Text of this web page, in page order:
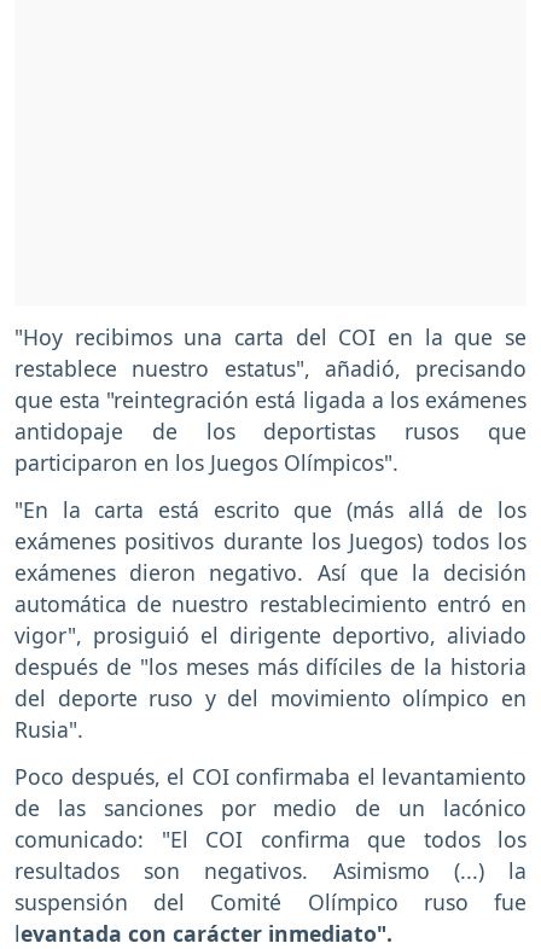
"Hoy recibimos una carta del COI en la que se
restablece nuestro estatus", añadió, precisando
que esta "reintegración está ligada a los exámenes
antidopaje de los deportistas rusos que
participaron en los Juegos Olímpicos".
"En la carta está escrito que (más allá de los
exámenes positivos durante los Juegos) todos los
exámenes dieron negativo. Así que la decisión
automática de nuestro restablecimiento entró en
vigor", prosiguió el dirigente deportivo, aliviado
después de "los meses más difíciles de la historia
del deporte ruso y del movimiento olímpico en
Rusia".
Poco después, el COI confirmaba el levantamiento
de las sanciones por medio de un lacónico
comunicado: "El COI confirma que todos los
resultados son negativos. Asimismo (...) la
suspensión del Comité Olímpico ruso fue
levantada con carácter inmediato".